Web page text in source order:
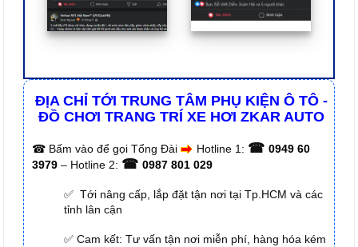
ĐỊA CHỈ TỚI TRUNG TÂM PHỤ KIỆN Ô TÔ -
ĐỒ CHƠI TRANG TRÍ XE HƠI ZKAR AUTO
☎ Bấm vào để gọi Tổng Đài Hotline 1: ☎ 0949 60
3979 – Hotline 2: ☎ 0987 801 029
✅ Tới nâng cấp, lắp đặt tận nơi tại Tp.HCM và các
tỉnh lân cận
✅ Cam kết: Tư vấn tận nơi miễn phí, hàng hóa kém